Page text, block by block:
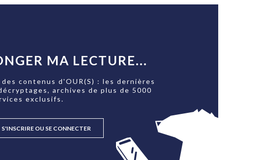
MA LECTURE...
des contenus d'OUR(S) : les dernières
archives de plus de 5000
exclusifs.
S'INSCRIRE OU SE CONNECTER